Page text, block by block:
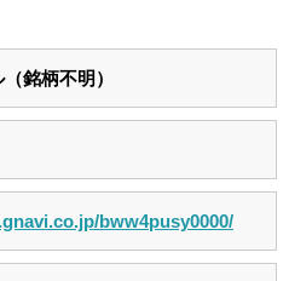
銘柄不明）
bww4pusy0000/